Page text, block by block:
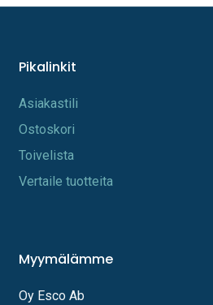
Pikalinkit
A​s​iakastili
Os​toskori
Toi​velista
Vertaile tuotteita
Myymälämme
Oy Esco Ab